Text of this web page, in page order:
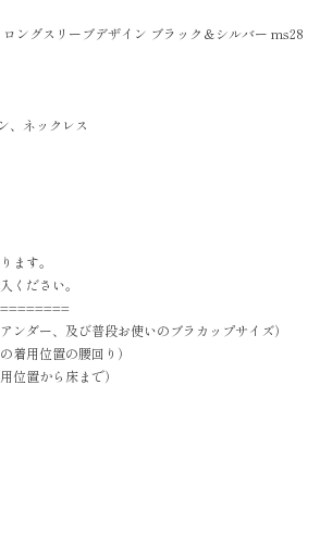
ングスリーブデザイン ブラック＆シルバー ms28
、ネックレス
ます。
ください。
ンダー、及び普段お使いのブラカップサイズ）
着用位置の腰回り）
位置から床まで）